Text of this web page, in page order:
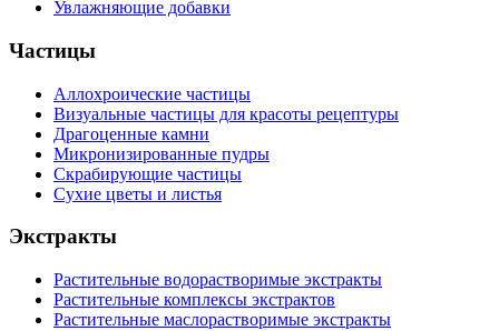
Увлажняющие добавки
Частицы
Аллохроические частицы
Визуальные частицы для красоты рецептуры
Драгоценные камни
Микронизированные пудры
Скрабирующие частицы
Сухие цветы и листья
Экстракты
Растительные водорастворимые экстракты
Растительные комплексы экстрактов
Растительные маслорастворимые экстракты